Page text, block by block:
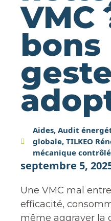
VMC
bons
Aides, Audit
globale, TILKEO
mécanique
septembre 5,
Une VMC mal
efficacité,
même aggraver la